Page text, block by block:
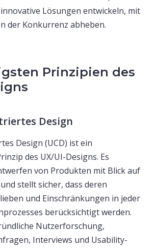
Lösungen entwickeln, mit
der Konkurrenz abheben.
Prinzipien des
Design
Design (UCD) ist ein
des UX/UI-Designs. Es
von Produkten mit Blick auf
stellt sicher, dass deren
und Einschränkungen in jeder
berücksichtigt werden.
Nutzerforschung,
Interviews und Usability-